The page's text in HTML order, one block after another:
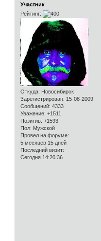
Участник
Рейтинг:
Откуда: Новосибирск
Зарегистрирован: 15-08-2009
Сообщений: 4333
Уважение: +1511
Позитив: +1593
Пол: Мужской
Провел на форуме:
5 месяцев 15 дней
Последний визит:
Сегодня 14:20:36